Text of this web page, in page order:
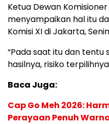
Ketua Dewan
menyampaikan hal itu
Komisi XI di Jakarta,
“Pada saat itu dan tentu
hasilnya, risiko
Baca Juga:
Cap Go Meh 2026:
Perayaan Penuh